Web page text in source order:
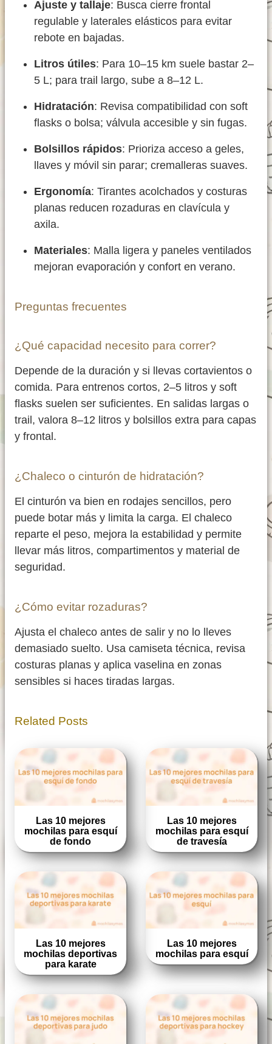
Ajuste y tallaje: Busca cierre frontal
regulable y laterales elásticos para evitar
rebote en bajadas.
Litros útiles: Para 10–15 km suele bastar 2–
5 L; para trail largo, sube a 8–12 L.
Hidratación: Revisa compatibilidad con soft
flasks o bolsa; válvula accesible y sin fugas.
Bolsillos rápidos: Prioriza acceso a geles,
llaves y móvil sin parar; cremalleras suaves.
Ergonomía: Tirantes acolchados y costuras
planas reducen rozaduras en clavícula y
axila.
Materiales: Malla ligera y paneles ventilados
mejoran evaporación y confort en verano.
Preguntas frecuentes
¿Qué capacidad necesito para correr?
Depende de la duración y si llevas cortavientos o
comida. Para entrenos cortos, 2–5 litros y soft
flasks suelen ser suficientes. En salidas largas o
trail, valora 8–12 litros y bolsillos extra para capas
y frontal.
¿Chaleco o cinturón de hidratación?
El cinturón va bien en rodajes sencillos, pero
puede botar más y limita la carga. El chaleco
reparte el peso, mejora la estabilidad y permite
llevar más litros, compartimentos y material de
seguridad.
¿Cómo evitar rozaduras?
Ajusta el chaleco antes de salir y no lo lleves
demasiado suelto. Usa camiseta técnica, revisa
costuras planas y aplica vaselina en zonas
sensibles si haces tiradas largas.
Related Posts
Las 10 mejores
mochilas para esquí
de fondo
Las 10 mejores
mochilas para esquí
de travesía
Las 10 mejores
mochilas deportivas
para karate
Las 10 mejores
mochilas para esquí